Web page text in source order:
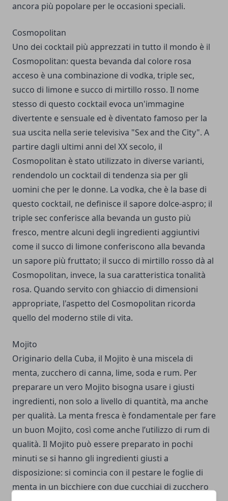
ancora più popolare per le occasioni speciali.
Cosmopolitan
Uno dei cocktail più apprezzati in tutto il mondo è il
Cosmopolitan: questa bevanda dal colore rosa
acceso è una combinazione di vodka, triple sec,
succo di limone e succo di mirtillo rosso. Il nome
stesso di questo cocktail evoca un'immagine
divertente e sensuale ed è diventato famoso per la
sua uscita nella serie televisiva "Sex and the City". A
partire dagli ultimi anni del XX secolo, il
Cosmopolitan è stato utilizzato in diverse varianti,
rendendolo un cocktail di tendenza sia per gli
uomini che per le donne. La vodka, che è la base di
questo cocktail, ne definisce il sapore dolce-aspro; il
triple sec conferisce alla bevanda un gusto più
fresco, mentre alcuni degli ingredienti aggiuntivi
come il succo di limone conferiscono alla bevanda
un sapore più fruttato; il succo di mirtillo rosso dà al
Cosmopolitan, invece, la sua caratteristica tonalità
rosa. Quando servito con ghiaccio di dimensioni
appropriate, l'aspetto del Cosmopolitan ricorda
quello del moderno stile di vita.
Mojito
Originario della Cuba, il Mojito è una miscela di
menta, zucchero di canna, lime, soda e rum. Per
preparare un vero Mojito bisogna usare i giusti
ingredienti, non solo a livello di quantità, ma anche
per qualità. La menta fresca è fondamentale per fare
un buon Mojito, così come anche l’utilizzo di rum di
qualità. Il Mojito può essere preparato in pochi
minuti se si hanno gli ingredienti giusti a
disposizione: si comincia con il pestare le foglie di
menta in un bicchiere con due cucchiai di zucchero